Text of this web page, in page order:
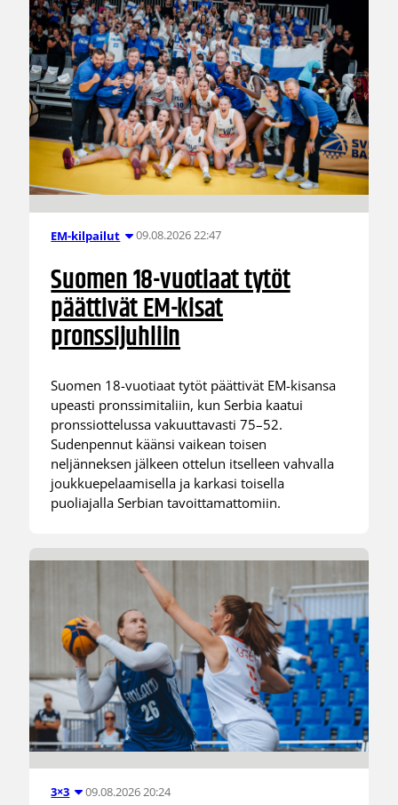
EM-kilpailut 09.08.2026 22:47
Suomen 18-vuotiaat tytöt
päättivät EM-kisat
pronssijuhliin
Suomen 18-vuotiaat tytöt päättivät EM-kisansa
upeasti pronssimitaliin, kun Serbia kaatui
pronssiottelussa vakuuttavasti 75–52.
Sudenpennut käänsi vaikean toisen
neljänneksen jälkeen ottelun itselleen vahvalla
joukkuepelaamisella ja karkasi toisella
puoliajalla Serbian tavoittamattomiin.
3×3 09.08.2026 20:24